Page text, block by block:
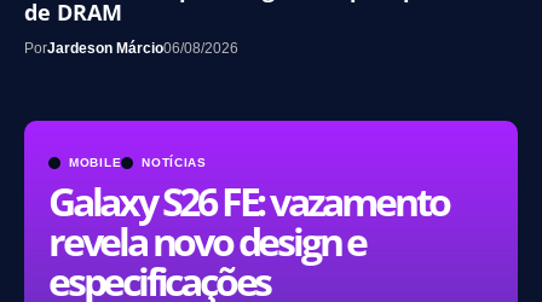
MOBILE NOTÍCIAS
Galaxy S26 FE: vazamento
revela novo design e
especificações
de DRAM
PorJardeson Márcio06/08/2026